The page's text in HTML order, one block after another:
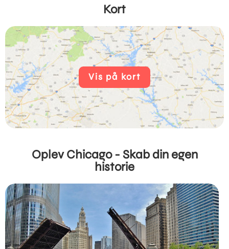
Kort
Vis på kort
Oplev Chicago - Skab din egen
historie